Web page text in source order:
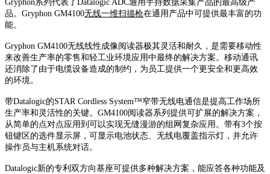
Gryphon系列代表了Datalogic ADC通用手持数据采集产品的最高级产
品。Gryphon GM4100无线一维扫描枪在通用产品中可提供最丰富的功
能。
Gryphon GM4100无线线性成像阅读器极其灵活和耐久，是需要移动性
来改善生产率的零售和轻工业环境应用中最终的解决方案。移动通讯
还消除了由于电缆设备造成的制约，为员工提供一个更安全和更高效
的环境。
带Datalogic的STAR Cordless System™窄带无线电通信是提高工作场所
生产率和灵活性的关键。GM4100阅读器系列提供可扩展的解决方案，
从简单的点对点应用到可以实现无缝漫游的组网复杂应用。带有3个按
钮键区的选件显示屏，可显示电池状态、无线电覆盖指示灯，并允许
操作员与主机系统对话。
Datalogic新的专利双方向基座可提供多种解决方案，能应答各种功能及